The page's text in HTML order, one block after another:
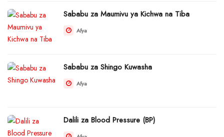
Sababu za Maumivu ya Kichwa na Tiba
Afya
Sababu za Shingo Kuwasha
Afya
Dalili za Blood Pressure (BP)